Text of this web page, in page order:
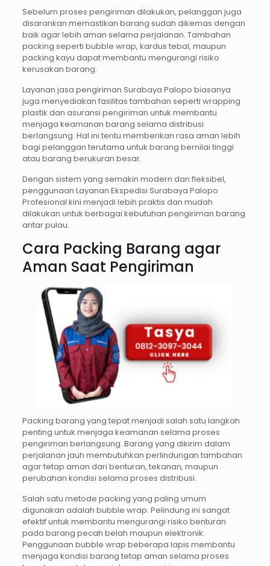
Sebelum proses pengiriman dilakukan, pelanggan juga
disarankan memastikan barang sudah dikemas dengan
baik agar lebih aman selama perjalanan. Tambahan
packing seperti bubble wrap, kardus tebal, maupun
packing kayu dapat membantu mengurangi risiko
kerusakan barang.
Layanan jasa pengiriman Surabaya Palopo biasanya
juga menyediakan fasilitas tambahan seperti wrapping
plastik dan asuransi pengiriman untuk membantu
menjaga keamanan barang selama distribusi
berlangsung. Hal ini tentu memberikan rasa aman lebih
bagi pelanggan terutama untuk barang bernilai tinggi
atau barang berukuran besar.
Dengan sistem yang semakin modern dan fleksibel,
penggunaan Layanan Ekspedisi Surabaya Palopo
Profesional kini menjadi lebih praktis dan mudah
dilakukan untuk berbagai kebutuhan pengiriman barang
antar pulau.
Cara Packing Barang agar
Aman Saat Pengiriman
Packing barang yang tepat menjadi salah satu langkah
penting untuk menjaga keamanan selama proses
pengiriman berlangsung. Barang yang dikirim dalam
perjalanan jauh membutuhkan perlindungan tambahan
agar tetap aman dari benturan, tekanan, maupun
perubahan kondisi selama proses distribusi.
Salah satu metode packing yang paling umum
digunakan adalah bubble wrap. Pelindung ini sangat
efektif untuk membantu mengurangi risiko benturan
pada barang pecah belah maupun elektronik.
Penggunaan bubble wrap beberapa lapis membantu
menjaga kondisi barang tetap aman selama proses